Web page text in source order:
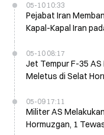
05-10 10:33
Pejabat Iran
Kapal-Kapal Iran
05-10 08:17
Jet Tempur F-35
Meletus di Selat
05-09 17:11
Militer AS
Hormuzgan, 1